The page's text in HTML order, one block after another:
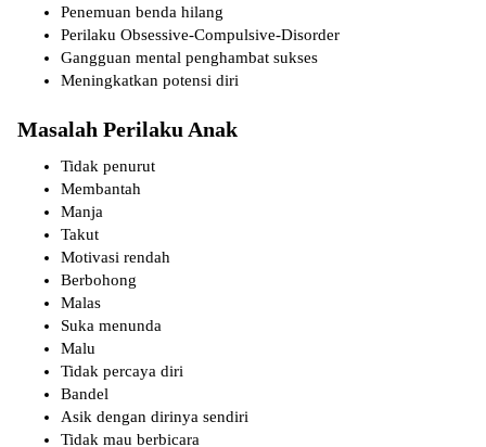
Penemuan benda hilang
Perilaku Obsessive-Compulsive-Disorder
Gangguan mental penghambat sukses
Meningkatkan potensi diri
Masalah Perilaku Anak
Tidak penurut
Membantah
Manja
Takut
Motivasi rendah
Berbohong
Malas
Suka menunda
Malu
Tidak percaya diri
Bandel
Asik dengan dirinya sendiri
Tidak mau berbicara